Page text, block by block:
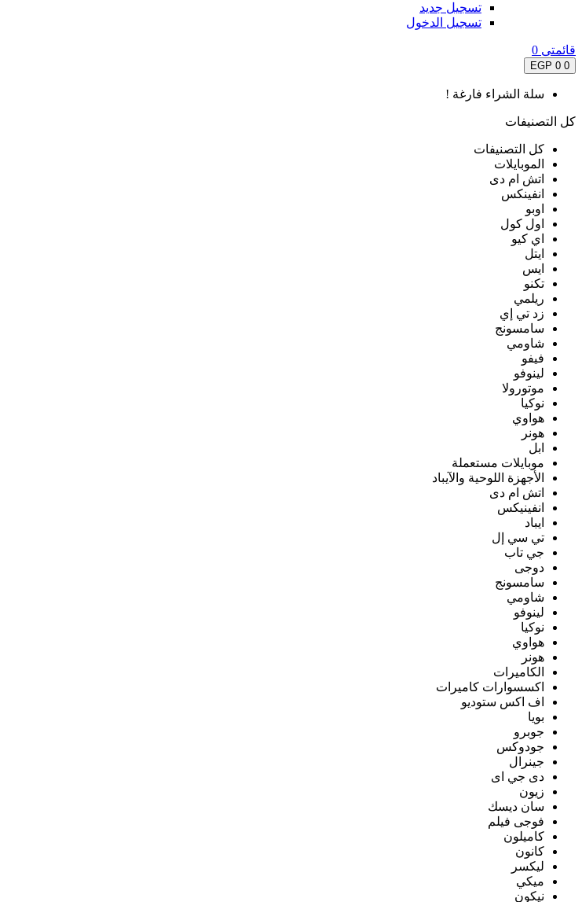
تسجيل جديد
تسجيل الدخول
قائمتى 0
0
0 EGP
سلة الشراء فارغة !
كل التصنيفات
كل التصنيفات
الموبايلات
اتش ام دى
انفينكس
اوبو
اول كول
اي كيو
ايتل
ايس
تكنو
ريلمي
زد تي إي
سامسونج
شاومي
فيفو
لينوفو
موتورولا
نوكيا
هواوي
هونر
ابل
موبايلات مستعملة
الأجهزة اللوحية والآيباد
اتش ام دى
انفينيكس
ايباد
تي سي إل
جي تاب
دوجى
سامسونج
شاومي
لينوفو
نوكيا
هواوي
هونر
الكاميرات
اكسسوارات كاميرات
اف اكس ستوديو
بويا
جوبرو
جودوكس
جينرال
دى جي اى
زيون
سان ديسك
فوجى فيلم
كاميلون
كانون
ليكسر
ميكي
نيكون